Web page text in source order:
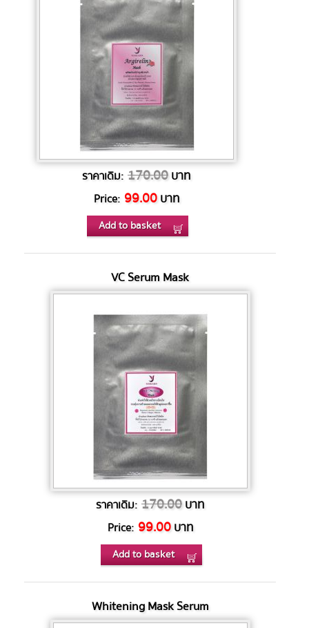
ราคาเดิม: 170.00บาท
Price: 99.00 บาท
Add to basket
VC Serum Mask
ราคาเดิม: 170.00บาท
Price: 99.00 บาท
Add to basket
Whitening Mask Serum